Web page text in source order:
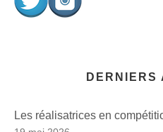
DERNIERS
Les réalisatrices en